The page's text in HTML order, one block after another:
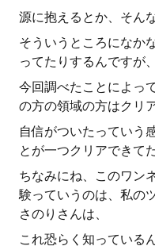
源に抱えるとか、そん
そういうところになか
ってたりするんですが、
今回調べたことによっ
の方の領域の方はクリ
自信がついたっていう
とが一つクリアできて
ちなみにね、このワン
験っていうのは、私の
さのりさんは、
これ恐らく知っている